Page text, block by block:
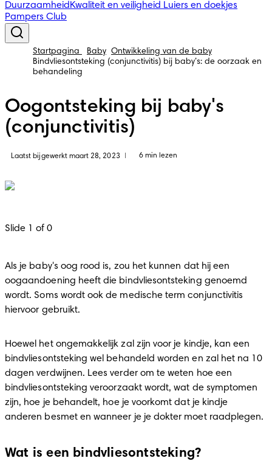
Duurzaamheid Kwaliteit en veiligheid Luiers en doekjes
Pampers Club
Startpagina Baby Ontwikkeling van de baby
Bindvliesontsteking (conjunctivitis) bij baby’s: de oorzaak en
behandeling
Oogontsteking bij baby's
(conjunctivitis)
Laatst bijgewerkt maart 28, 2023 6 min lezen
Slide 1 of 0
Als je baby's oog rood is, zou het kunnen dat hij een
oogaandoening heeft die bindvliesontsteking genoemd
wordt. Soms wordt ook de medische term conjunctivitis
hiervoor gebruikt.
Hoewel het ongemakkelijk zal zijn voor je kindje, kan een
bindvliesontsteking wel behandeld worden en zal het na 10
dagen verdwijnen. Lees verder om te weten hoe een
bindvliesontsteking veroorzaakt wordt, wat de symptomen
zijn, hoe je behandelt, hoe je voorkomt dat je kindje
anderen besmet en wanneer je je dokter moet raadplegen.
Wat is een bindvliesontsteking?